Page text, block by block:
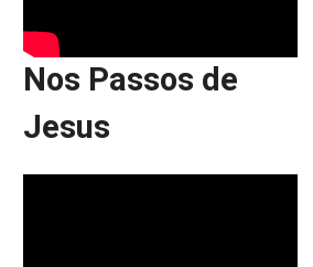
Nos Passos de
Jesus